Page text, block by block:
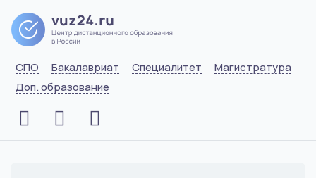
СПО Бакалавриат Специалитет
Магистратура
Доп. образование